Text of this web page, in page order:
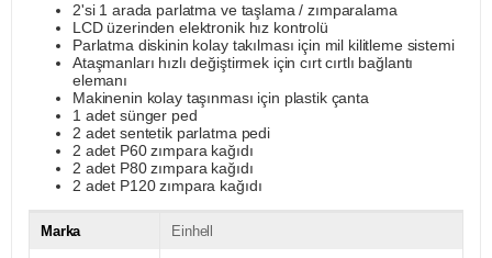
2'si 1 arada parlatma ve taşlama / zımparalama
LCD üzerinden elektronik hız kontrolü
Parlatma diskinin kolay takılması için mil kilitleme sistemi
Ataşmanları hızlı değiştirmek için cırt cırtlı bağlantı
elemanı
Makinenin kolay taşınması için plastik çanta
1 adet sünger ped
2 adet sentetik parlatma pedi
2 adet P60 zımpara kağıdı
2 adet P80 zımpara kağıdı
2 adet P120 zımpara kağıdı
Marka Einhell